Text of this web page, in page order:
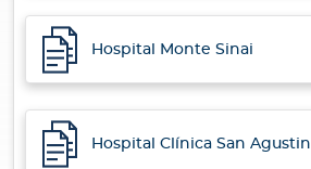
Hospital Monte Sinai
Hospital Clínica San Agustin